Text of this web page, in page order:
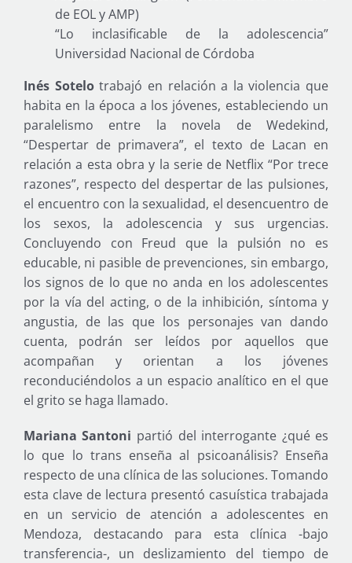
de EOL y AMP)
“Lo inclasificable de la adolescencia”
Universidad Nacional de Córdoba
Inés Sotelotrabajó en relación a la violencia que
habita en la época a los jóvenes, estableciendo un
paralelismo entre la novela de Wedekind,
“Despertar de primavera”, el texto de Lacan en
relación a esta obra y la serie de Netflix “Por trece
razones”, respecto del despertar de las pulsiones,
el encuentro con la sexualidad, el desencuentro de
los sexos, la adolescencia y sus urgencias.
Concluyendo con Freud que la pulsión no es
educable, ni pasible de prevenciones, sin embargo,
los signos de lo que no anda en los adolescentes
por la vía del acting, o de la inhibición, síntoma y
angustia, de las que los personajes van dando
cuenta, podrán ser leídos por aquellos que
acompañan y orientan a los jóvenes
reconduciéndolos a un espacio analítico en el que
el grito se haga llamado.
Mariana Santoni partió del interrogante ¿qué es
lo que lo trans enseña al psicoanálisis? Enseña
respecto de una clínica de las soluciones. Tomando
esta clave de lectura presentó casuística trabajada
en un servicio de atención a adolescentes en
Mendoza, destacando para esta clínica -bajo
transferencia-, un deslizamiento del tiempo de